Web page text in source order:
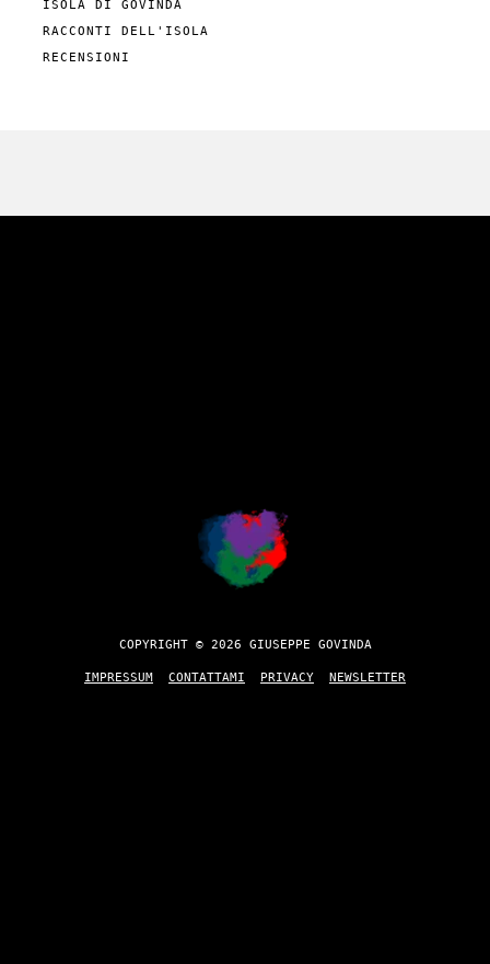
ISOLA DI GOVINDA
RACCONTI DELL'ISOLA
RECENSIONI
COPYRIGHT © 2026 GIUSEPPE GOVINDA
IMPRESSUM CONTATTAMI PRIVACY NEWSLETTER